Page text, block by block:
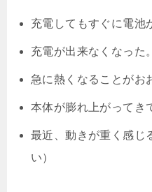
充電してもすぐに電池
充電が出来なくなった。
急に熱くなることがお
本体が膨れ上がってき
最近、動きが重く感じ
い）